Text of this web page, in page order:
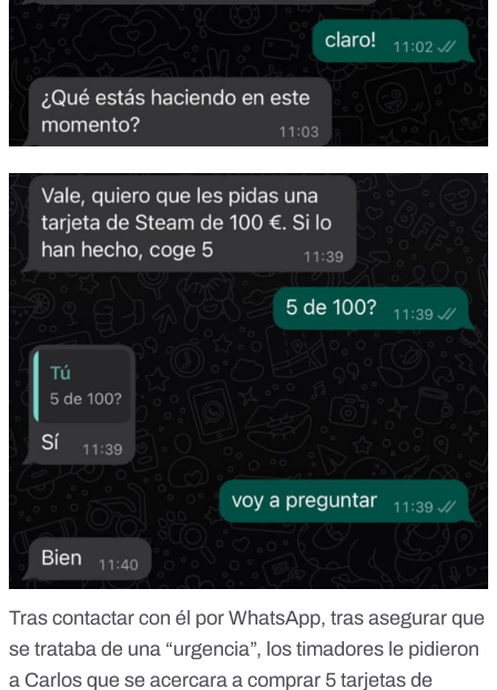
Tras contactar con él por WhatsApp, tras asegurar que
se trataba de una “urgencia”, los timadores le pidieron
a Carlos que se acercara a comprar 5 tarjetas de